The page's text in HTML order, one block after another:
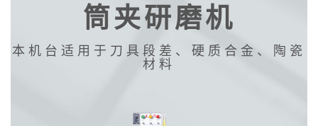
筒夹研磨机
本机台适用于刀具段差、硬质合金、陶瓷
材料